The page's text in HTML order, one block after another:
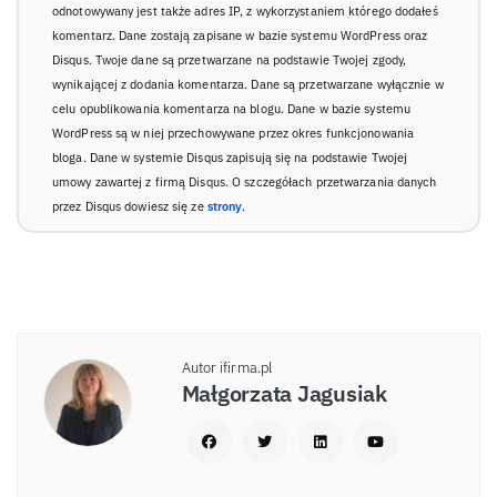
odnotowywany jest także adres IP, z wykorzystaniem którego dodałeś
komentarz. Dane zostają zapisane w bazie systemu WordPress oraz
Disqus. Twoje dane są przetwarzane na podstawie Twojej zgody,
wynikającej z dodania komentarza. Dane są przetwarzane wyłącznie w
celu opublikowania komentarza na blogu. Dane w bazie systemu
WordPress są w niej przechowywane przez okres funkcjonowania
bloga. Dane w systemie Disqus zapisują się na podstawie Twojej
umowy zawartej z firmą Disqus. O szczegółach przetwarzania danych
przez Disqus dowiesz się ze strony.
Autor ifirma.pl
Małgorzata Jagusiak